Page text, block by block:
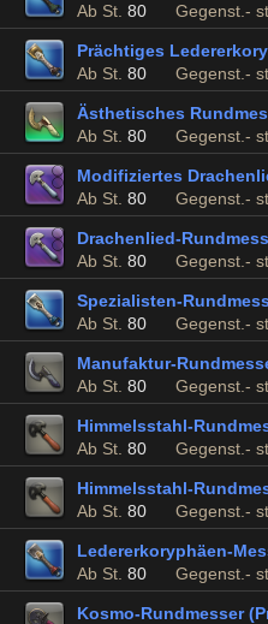
Ab St. 80 Gegenst.-
Prächtiges
Ab St. 80 Gegenst.-
Ästhetisches
Ab St. 80 Gegenst.-
Modifiziertes
Ab St. 80 Gegenst.-
Drachenlied-
Ab St. 80 Gegenst.-
Spezialisten-
Ab St. 80 Gegenst.-
Manufaktur-
Ab St. 80 Gegenst.-
Himmelsstahl-
Ab St. 80 Gegenst.-
Himmelsstahl-
Ab St. 80 Gegenst.-
Ledererkoryphäen-
Ab St. 80 Gegenst.-
Kosmo-Rundmesser